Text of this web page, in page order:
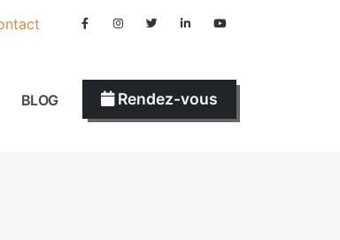
BLOG Rendez-vous